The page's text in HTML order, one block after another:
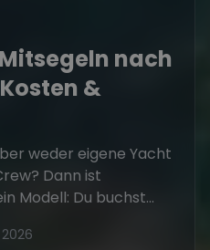
nach
&
weder eigene Yacht
Dann ist
Modell: Du buchst...